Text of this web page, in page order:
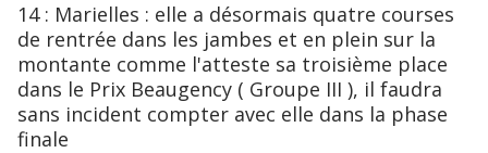
14 : Marielles : elle a désormais quatre courses
de rentrée dans les jambes et en plein sur la
montante comme l'atteste sa troisième place
dans le Prix Beaugency ( Groupe III ), il faudra
sans incident compter avec elle dans la phase
finale